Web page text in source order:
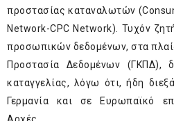
προστασίας καταναλωτών
Network-CPC Network). Τυχόν
προσωπικών δεδομένων, στα
Προστασία Δεδομένων (ΓΚΠΔ),
καταγγελίας, λόγω ότι, ήδη
Γερμανία και σε Ευρωπαϊκό